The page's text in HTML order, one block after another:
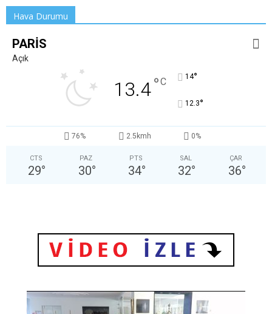
Hava Durumu
PARIS
Açık
13.4°C 14°
12.3°
76% 2.5kmh 0%
CTS
29°
PAZ
30°
PTS
34°
SAL
32°
ÇAR
36°